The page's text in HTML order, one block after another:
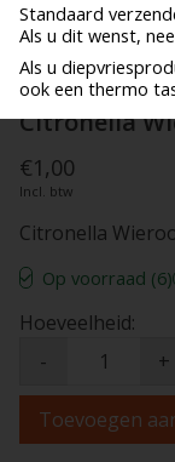
Standaard
Als u dit wenst,
Als u
ook een thermo
Citronella
€1,00
Incl. btw
Citronella
Op voorraad (6)
Hoeveelheid:
-
+
Toevoegen